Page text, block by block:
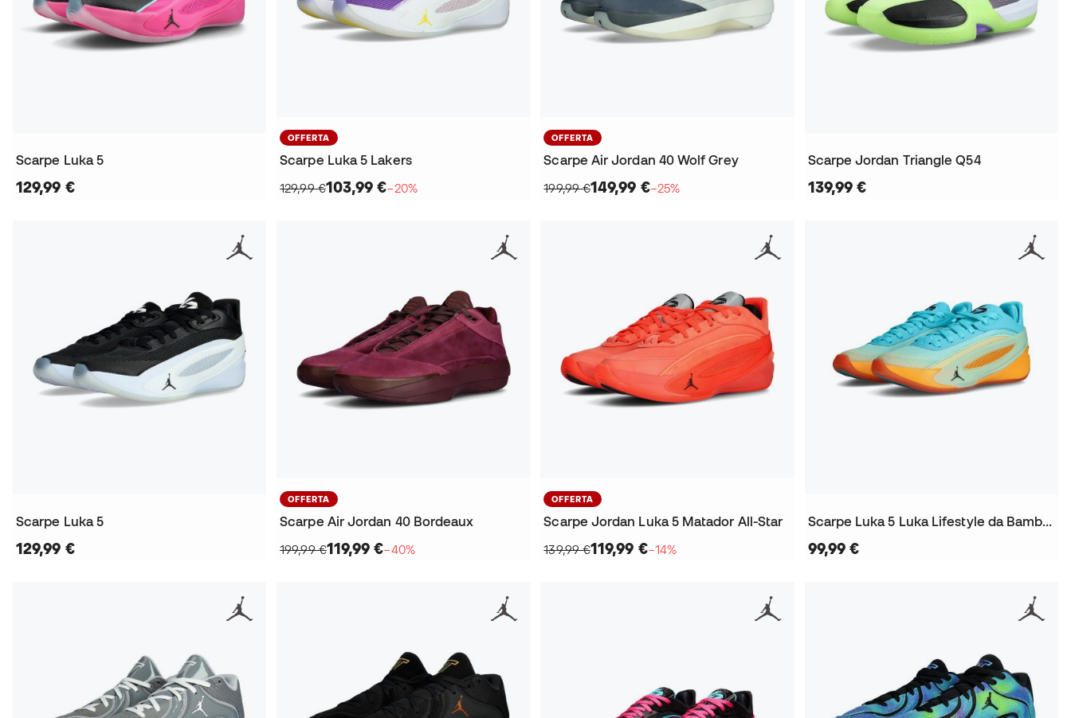
Scarpe Luka 5
129,99 €
OFFERTA
Scarpe Luka 5 Lakers
129,99 €103,99 €−20%
OFFERTA
Scarpe Air Jordan 40 Wolf Grey
199,99 €149,99 €−25%
Scarpe Jordan Triangle Q54
139,99 €
Scarpe Luka 5
129,99 €
OFFERTA
Scarpe Air Jordan 40 Bordeaux
199,99 €119,99 €−40%
OFFERTA
Scarpe Jordan Luka 5 Matador All-Star
139,99 €119,99 €−14%
Scarpe Luka 5 Luka Lifestyle da Bambino
99,99 €